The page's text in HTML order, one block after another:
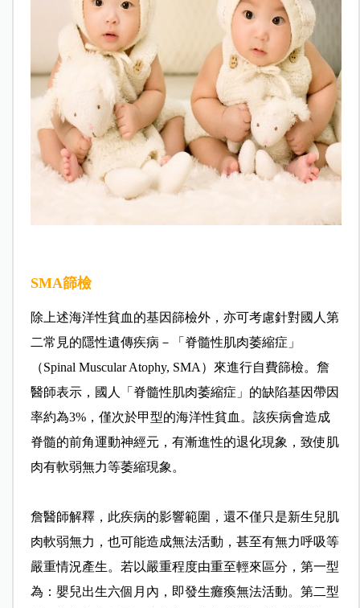
SMA篩檢
除上述海洋性貧血的基因篩檢外，亦可考慮針對國人第
二常見的隱性遺傳疾病－「脊髓性肌肉萎縮症」
（Spinal Muscular Atophy, SMA）來進行自費篩檢。詹
醫師表示，國人「脊髓性肌肉萎縮症」的缺陷基因帶因
率約為3%，僅次於甲型的海洋性貧血。該疾病會造成
脊髓的前角運動神經元，有漸進性的退化現象，致使肌
肉有軟弱無力等萎縮現象。
詹醫師解釋，此疾病的影響範圍，還不僅只是新生兒肌
肉軟弱無力，也可能造成無法活動，甚至有無力呼吸等
嚴重情況產生。若以嚴重程度由重至輕來區分，第一型
為：嬰兒出生六個月內，即發生癱瘓無法活動。第二型